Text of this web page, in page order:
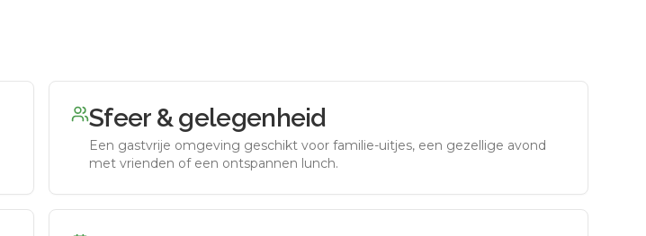
Sfeer & gelegenheid
Een gastvrije omgeving geschikt voor familie-uitjes, een gezellige avond
met vrienden of een ontspannen lunch.